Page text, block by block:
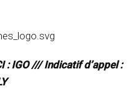
: IGO /// Indicatif d’appel :